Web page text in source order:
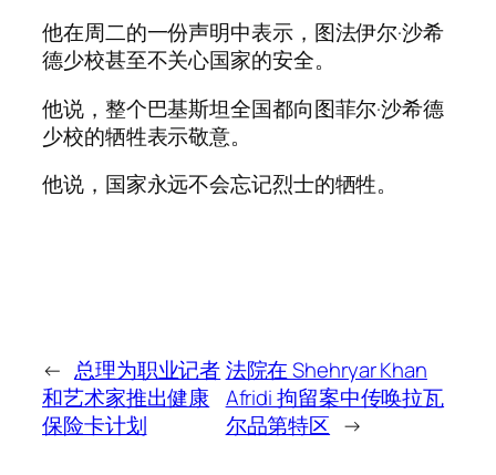
他在周二的一份声明中表示，图法伊尔·沙希
德少校甚至不关心国家的安全。
他说，整个巴基斯坦全国都向图菲尔·沙希德
少校的牺牲表示敬意。
他说，国家永远不会忘记烈士的牺牲。
← 总理为职业记者
和艺术家推出健康
保险卡计划
法院在 Shehryar Khan
Afridi 拘留案中传唤拉瓦
尔品第特区 →